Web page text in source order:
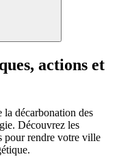
actions et
décarbonation des
Découvrez les
pour rendre votre ville